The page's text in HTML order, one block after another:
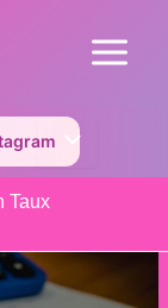
Main
de MenuPermutateur
Taux